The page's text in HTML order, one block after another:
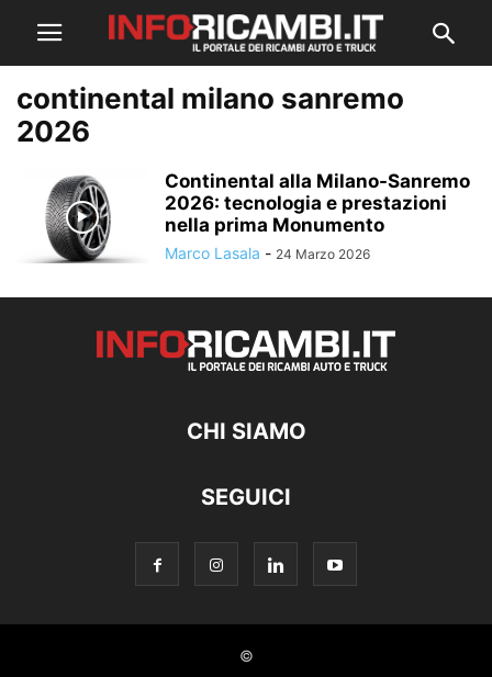
continental milano sanremo
2026
Continental alla Milano-Sanremo
2026: tecnologia e prestazioni
nella prima Monumento
Marco Lasala - 24 Marzo 2026
CHI SIAMO
SEGUICI
©